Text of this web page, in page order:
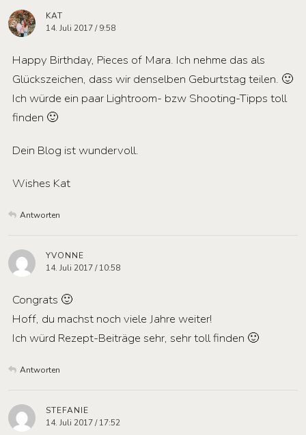
KAT
14. Juli 2017 / 9:58
Happy Birthday, Pieces of Mara. Ich nehme das als
Glückszeichen, dass wir denselben Geburtstag teilen. 🙂
Ich würde ein paar Lightroom- bzw Shooting-Tipps toll
finden 🙂
Dein Blog ist wundervoll.
Wishes Kat
Antworten
YVONNE
14. Juli 2017 / 10:58
Congrats 🙂
Hoff, du machst noch viele Jahre weiter!
Ich würd Rezept-Beiträge sehr, sehr toll finden 🙂
Antworten
STEFANIE
14. Juli 2017 / 17:52